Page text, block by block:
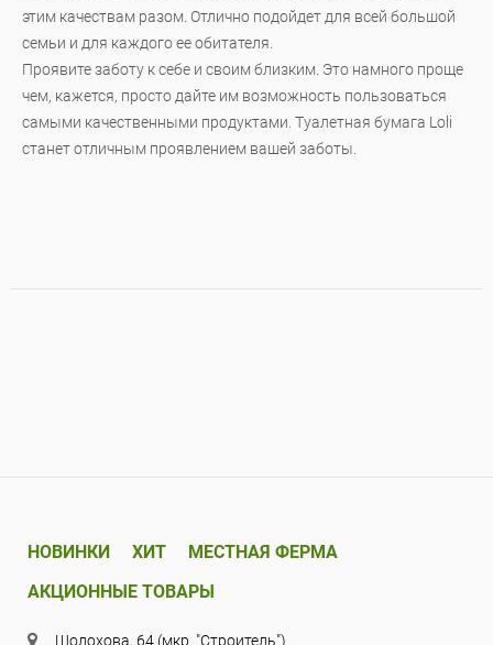
этим качествам разом. Отлично подойдет для всей большой
семьи и для каждого ее обитателя.
Проявите заботу к себе и своим близким. Это намного проще
чем, кажется, просто дайте им возможность пользоваться
самыми качественными продуктами. Туалетная бумага Loli
станет отличным проявлением вашей заботы.
НОВИНКИ ХИТ
МЕСТНАЯ ФЕРМА
АКЦИОННЫЕ ТОВАРЫ
Шолохова, 64 (мкр. "Строитель")